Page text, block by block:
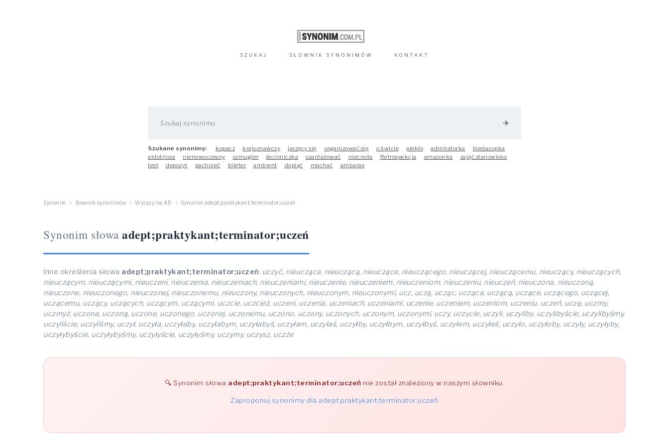
SZUKAJ SŁOWNIK SYNONIMÓW KONTAKT
arrow_forward
Szukane synonimy: kopacz krajoznawczy jarzący się organizować się o świcie piekło admiratorka
biedazupka
aldotrioza
nienowoczesny szmugler łacinniczka szantażować niecnota Retrospekcja amazonka
zająć stanowisko
test
depozyt pachnieć bileter ambient dopiąć machać ambaras
Synonim \ Słownik synonimów \ Wyrazy na AD \ Synonim adept;praktykant;terminator;uczeń
Synonim słowa adept;praktykant;terminator;uczeń
Inne określenia słowa adept;praktykant;terminator;uczeń: uczyć, nieucząca, nieuczącą, nieuczące, nieuczącego, nieuczącej, nieuczącemu, nieuczący, nieuczących,
nieuczącym, nieuczącymi, nieuczeni, nieuczenia, nieuczeniach, nieuczeniami, nieuczenie, nieuczeniem, nieuczeniom, nieuczeniu, nieuczeń, nieuczona, nieuczoną,
nieuczone, nieuczonego, nieuczonej, nieuczonemu, nieuczony, nieuczonych, nieuczonym, nieuczonymi, ucz, uczą, ucząc, ucząca, uczącą, uczące, uczącego, uczącej,
uczącemu, uczący, uczących, uczącym, uczącymi, uczcie, uczcież, uczeni, uczenia, uczeniach, uczeniami, uczenie, uczeniem, uczeniom, uczeniu, uczeń, uczę, uczmy,
uczmyż, uczona, uczoną, uczone, uczonego, uczonej, uczonemu, uczono, uczony, uczonych, uczonym, uczonymi, uczy, uczycie, uczyli, uczyliby, uczylibyście, uczylibyśmy,
uczyliście, uczyliśmy, uczył, uczyła, uczyłaby, uczyłabym, uczyłabyś, uczyłam, uczyłaś, uczyłby, uczyłbym, uczyłbyś, uczyłem, uczyłeś, uczyło, uczyłoby, uczyły, uczyłyby,
uczyłybyście, uczyłybyśmy, uczyłyście, uczyłyśmy, uczymy, uczysz, uczże
Synonim słowa adept;praktykant;terminator;uczeń nie został znaleziony w naszym słowniku.
Zaproponuj synonimy dla adept;praktykant;terminator;uczeń